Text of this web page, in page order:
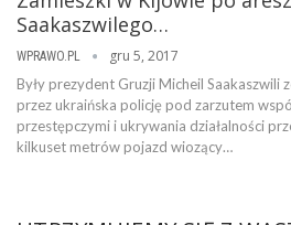
Saakaszwilego…
WPRAWO.PL gru 5, 2017
Były prezydent Gruzji Micheil Saakaszwili
przez ukraińska policję pod zarzutem
przestępczymi i ukrywania działalności
kilkuset metrów pojazd wiozący…